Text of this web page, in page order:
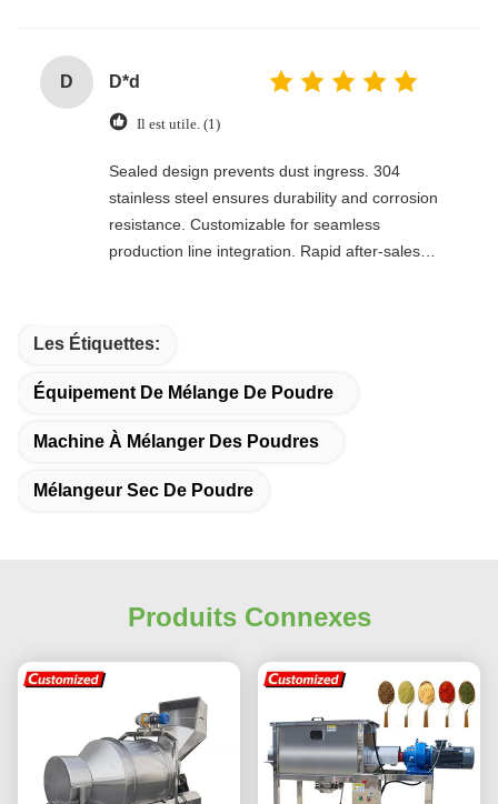
D D*d
Il est utile. (1)
Sealed design prevents dust ingress. 304
stainless steel ensures durability and corrosion
resistance. Customizable for seamless
production line integration. Rapid after-sales
Les Étiquettes:
Équipement De Mélange De Poudre
Machine À Mélanger Des Poudres
Mélangeur Sec De Poudre
Produits Connexes